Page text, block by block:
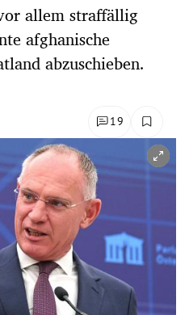
allem straffällig
afghanische
abzuschieben.
19